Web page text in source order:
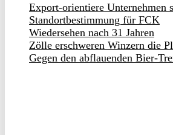
Export-orientiere Unternehmen
Standortbestimmung für FCK
Wiedersehen nach 31 Jahren
Zölle erschweren Winzern die
Gegen den abflauenden Bier-